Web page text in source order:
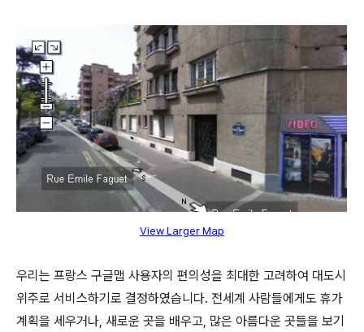
View Larger Map
우리는 프랑스 구글맵 사용자의 편의성을 최대한 고려하여 대도시
위주로 서비스하기로 결정하였습니다. 전세계 사람들에게도 휴가
계획을 세우거나, 새로운 곳을 배우고, 많은 아름다운 곳들을 보기